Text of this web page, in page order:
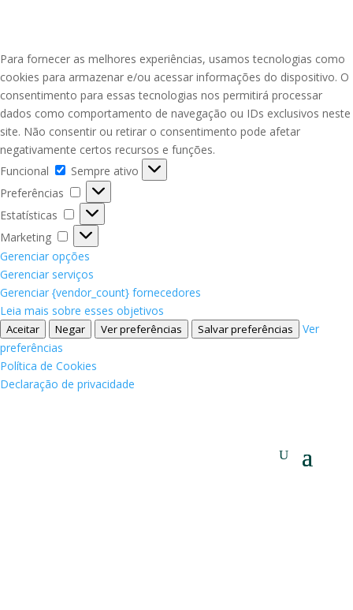
Para fornecer as melhores experiências, usamos tecnologias como
cookies para armazenar e/ou acessar informações do dispositivo. O
consentimento para essas tecnologias nos permitirá processar
dados como comportamento de navegação ou IDs exclusivos neste
site. Não consentir ou retirar o consentimento pode afetar
negativamente certos recursos e funções.
Funcional
Funcional
Sempre ativo
Preferências
Preferências
Estatísticas
Estatísticas
Marketing
Marketing
Gerenciar opções
Gerenciar serviços
Gerenciar {vendor_count} fornecedores
Leia mais sobre esses objetivos
Aceitar Negar Ver preferências Salvar preferências
Ver
preferências
Política de Cookies
Declaração de privacidade